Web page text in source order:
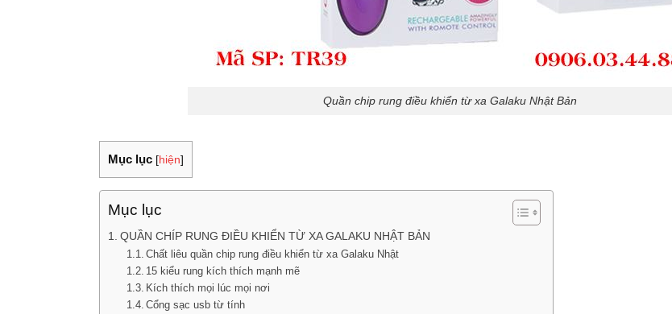
Quần chip rung điều khiển từ xa Galaku Nhật Bản
Mục lục [hiện]
Mục lục
QUẦN CHÍP RUNG ĐIỀU KHIỂN TỪ XA GALAKU NHẬT BẢN
Chất liêu quần chip rung điều khiển từ xa Galaku Nhật
15 kiểu rung kích thích mạnh mẽ
Kích thích mọi lúc mọi nơi
Cổng sạc usb từ tính